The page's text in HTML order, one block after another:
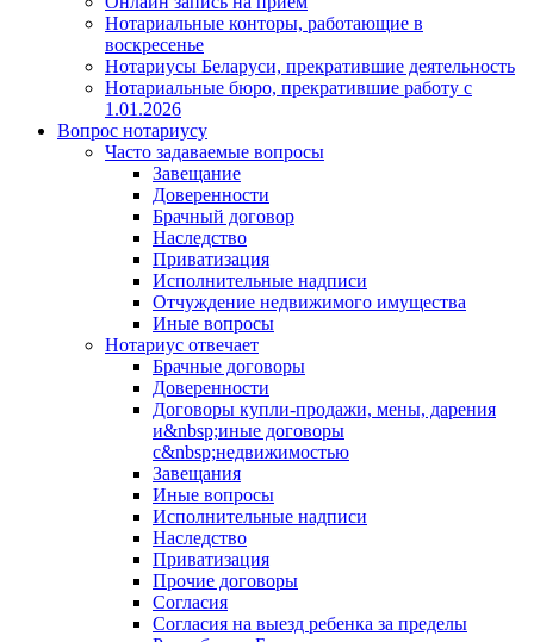
Нотариальные конторы, работающие в
воскресенье
Нотариусы Беларуси, прекратившие деятельность
Нотариальные бюро, прекратившие работу с
1.01.2026
Вопрос нотариусу
Часто задаваемые вопросы
Завещание
Доверенности
Брачный договор
Наследство
Приватизация
Исполнительные надписи
Отчуждение недвижимого имущества
Иные вопросы
Нотариус отвечает
Брачные договоры
Доверенности
Договоры купли-продажи, мены, дарения
и&nbsp;иные договоры
с&nbsp;недвижимостью
Завещания
Иные вопросы
Исполнительные надписи
Наследство
Приватизация
Прочие договоры
Согласия
Согласия на выезд ребенка за пределы